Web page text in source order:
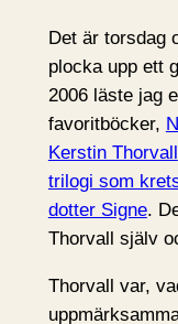
Det är torsdag
plocka upp ett
2006 läste jag
favoritböcker,
Kerstin Thorvall
trilogi som
dotter Signe.
Thorvall själv
Thorvall var,